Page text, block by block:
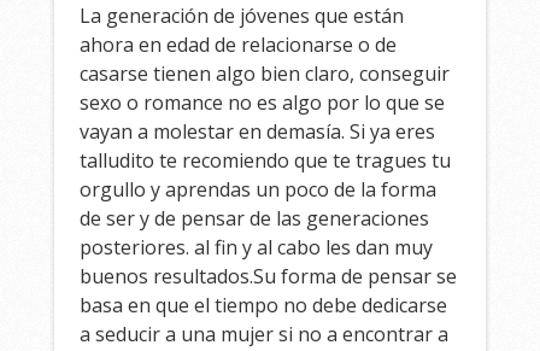
La generación de jóvenes que están
ahora en edad de relacionarse o de
casarse tienen algo bien claro, conseguir
sexo o romance no es algo por lo que se
vayan a molestar en demasía. Si ya eres
talludito te recomiendo que te tragues tu
orgullo y aprendas un poco de la forma
de ser y de pensar de las generaciones
posteriores. al fin y al cabo les dan muy
buenos resultados.Su forma de pensar se
basa en que el tiempo no debe dedicarse
a seducir a una mujer si no a encontrar a